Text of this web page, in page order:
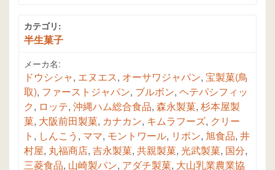
カテゴリ:
半生菓子
メーカ名:
ドウシシャ, エヌエス, オーサワジャパン, 宝製菓(鳥
取), ファーストジャパン, ブルボン, ヘテパシフィッ
ク, ロッテ, 沖縄ハム総合食品, 森永製菓, 杉本屋製
菓, 大阪前田製菓, カナカン, キムラフーズ, クリー
ト , しんこう , ママ, モントワール, リボン, 旭食品, 井
村屋, 丸福商店, 吉永製菓, 共親製菓, 光武製菓, 国分,
三菱食品, 山崎製パン, アダチ製菓, 大山乳業農業協